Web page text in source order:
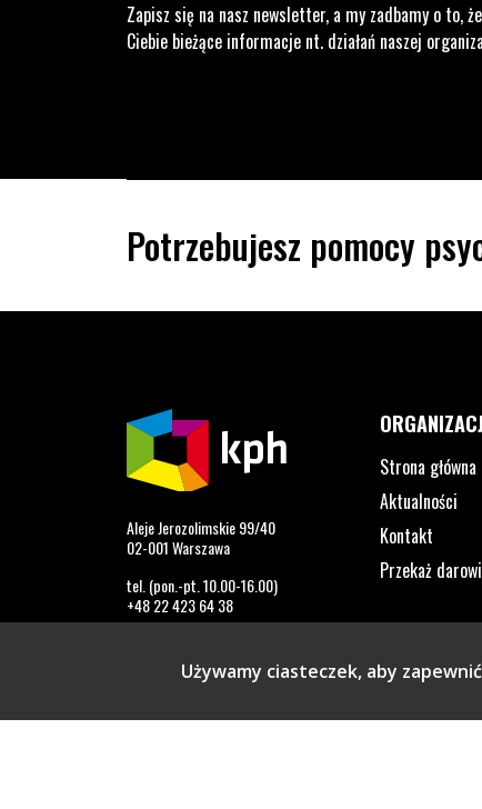
Zapisz się na nasz newsletter, a my zadbamy o to,
Ciebie bieżące informacje nt. działań naszej
Potrzebujesz pomocy
Aleje Jerozolimskie 99/40
02-001 Warszawa
tel. (pon.-pt. 10.00-16.00)
+48 22 423 64 38
Strona główna
Aktualności
Kontakt
Przekaż
Używamy ciasteczek, aby